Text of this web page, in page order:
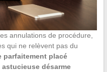
annulations de procédure,
qui ne relèvent pas du
parfaitement placé
désarme